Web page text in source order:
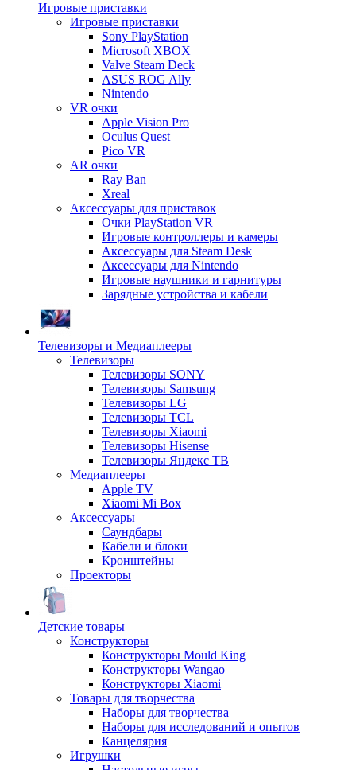
Игровые приставки
Игровые приставки
Sony PlayStation
Microsoft XBOX
Valve Steam Deck
ASUS ROG Ally
Nintendo
VR очки
Apple Vision Pro
Oculus Quest
Pico VR
AR очки
Ray Ban
Xreal
Аксессуары для приставок
Очки PlayStation VR
Игровые контроллеры и камеры
Аксессуары для Steam Desk
Аксессуары для Nintendo
Игровые наушники и гарнитуры
Зарядные устройства и кабели
Телевизоры и Медиаплееры
Телевизоры
Телевизоры SONY
Телевизоры Samsung
Телевизоры LG
Телевизоры TCL
Телевизоры Xiaomi
Телевизоры Hisense
Телевизоры Яндекс ТВ
Медиаплееры
Apple TV
Xiaomi Mi Box
Аксессуары
Саундбары
Кабели и блоки
Кронштейны
Проекторы
Детские товары
Конструкторы
Конструкторы Mould King
Конструкторы Wangao
Конструкторы Xiaomi
Товары для творчества
Наборы для творчества
Наборы для исследований и опытов
Канцелярия
Игрушки